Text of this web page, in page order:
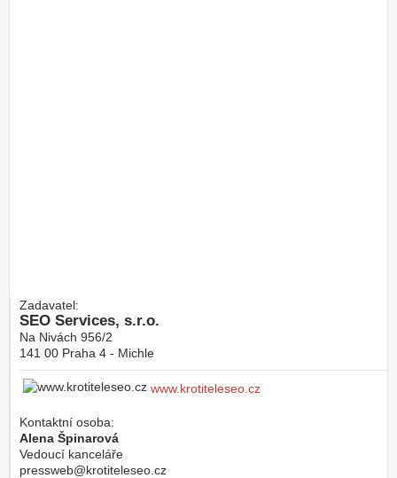
Zadavatel:
SEO Services, s.r.o.
Na Nivách 956/2
141 00 Praha 4 - Michle
www.krotiteleseo.cz
Kontaktní osoba:
Alena Špinarová
Vedoucí kanceláře
pressweb@krotiteleseo.cz